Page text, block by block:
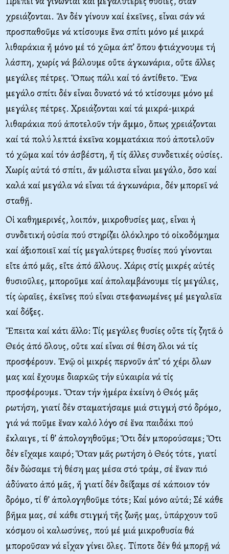
χρειάζονται. Ἄν δέν γίνουν καί ἐκεῖνες, εἶναι σάν νά
προσπαθοῦμε νά κτίσουμε ἕνα σπίτι μόνο μέ μικρά
λιθαράκια ἤ μόνο μέ τό χῶμα ἀπ’ ὅπου φτιάχνουμε τή
λάσπη, χωρίς νά βάλουμε οὔτε ἀγκωνάρια, οὔτε ἄλλες
μεγάλες πέτρες. Ὅπως πάλι καί τό ἀντίθετο. Ἕνα
μεγάλο σπίτι δέν εἶναι δυνατό νά τό κτίσουμε μόνο μέ
μεγάλες πέτρες. Χρειάζονται καί τά μικρά-μικρά
λιθαράκια πού ἀποτελοῦν τήν ἄμμο, ὅπως χρειάζονται
καί τά πολύ λεπτά ἐκεῖνα κομματάκια πού ἀποτελοῦν
τό χῶμα καί τόν ἀσβέστη, ἤ τίς ἄλλες συνδετικές οὐσίες.
Χωρίς αὐτά τό σπίτι, ἄν μάλιστα εἶναι μεγάλο, ὅσο καί
καλά καί μεγάλα νά εἶναι τά ἀγκωνάρια, δέν μπορεῖ νά
σταθῇ.
Οἱ καθημερινές, λοιπόν, μικροθυσίες μας, εἶναι ἡ
συνδετική οὐσία πού στηρίζει ὁλόκληρο τό οἰκοδόμημα
καί ἀξιοποιεῖ καί τίς μεγαλύτερες θυσίες πού γίνονται
εἴτε ἀπό μᾶς, εἴτε ἀπό ἄλλους. Χάρις στίς μικρές αὐτές
θυσιοῦλες, μποροῦμε καί ἀπολαμβάνουμε τίς μεγάλες,
τίς ὡραῖες, ἐκεῖνες πού εἶναι στεφανωμένες μέ μεγαλεῑα
καί δόξες.
Ἔπειτα καί κάτι ἄλλο: Τίς μεγάλες θυσίες οὔτε τίς ζητᾶ ὁ
Θεός ἀπό ὅλους, οὔτε καί εἶναι σέ θέση ὅλοι νά τίς
προσφέρουν. Ἐνῷ οἱ μικρές περνοῦν ἀπ’ τό χέρι ὅλων
μας καί ἔχουμε διαρκῶς τήν εὐκαιρία νά τίς
προσφέρουμε. Ὅταν τήν ἡμέρα ἐκείνη ὁ Θεός μᾶς
ρωτήση, γιατί δέν σταματήσαμε μιά στιγμή στό δρόμο,
γιά νά ποῦμε ἕναν καλό λόγο σέ ἕνα παιδάκι πού
ἔκλαιγε, τί θ’ ἀπολογηθοῦμε; Ὅτι δέν μπορούσαμε; Ὅτι
δέν εἴχαμε καιρό; Ὅταν μᾶς ρωτήση ὁ Θεός τότε, γιατί
δέν δώσαμε τή θέση μας μέσα στό τράμ, σέ ἕναν πιό
ἀδύνατο ἀπό μᾶς, ἤ γιατί δέν δείξαμε σέ κάποιον τόν
δρόμο, τί θ’ ἀπολογηθοῦμε τότε; Καί μόνο αὐτά; Σέ κάθε
βῆμα μας, σέ κάθε στιγμή τῆς ζωῆς μας, ὑπάρχουν τοῦ
κόσμου οἱ καλωσύνες, πού μέ μιά μικροθυσία θά
μποροῦσαν νά εἶχαν γίνει ὅλες. Τίποτε δέν θά μπορῇ νά